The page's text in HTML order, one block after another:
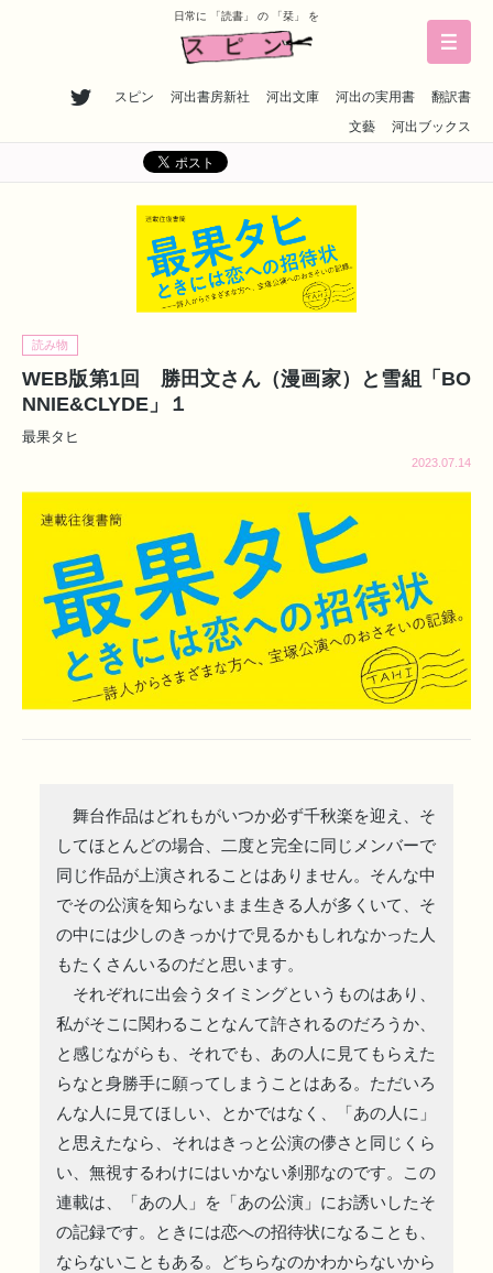
日常に 「読書」 の 「栞」 を
スピン 河出書房新社 河出文庫 河出の実用書
翻訳書
文藝
河出ブックス
読み物
WEB版第1回 勝田文さん（漫画家）と雪組「BO
NNIE&CLYDE」１
最果タヒ
2023.07.14
舞台作品はどれもがいつか必ず千秋楽を迎え、そ
してほとんどの場合、二度と完全に同じメンバーで
同じ作品が上演されることはありません。そんな中
でその公演を知らないまま生きる人が多くいて、そ
の中には少しのきっかけで見るかもしれなかった人
もたくさんいるのだと思います。
それぞれに出会うタイミングというものはあり、
私がそこに関わることなんて許されるのだろうか、
と感じながらも、それでも、あの人に見てもらえた
らなと身勝手に願ってしまうことはある。ただいろ
んな人に見てほしい、とかではなく、「あの人に」
と思えたなら、それはきっと公演の儚さと同じくら
い、無視するわけにはいかない刹那なのです。この
連載は、「あの人」を「あの公演」にお誘いしたそ
の記録です。ときには恋への招待状になることも、
ならないこともある。どちらなのかわからないから